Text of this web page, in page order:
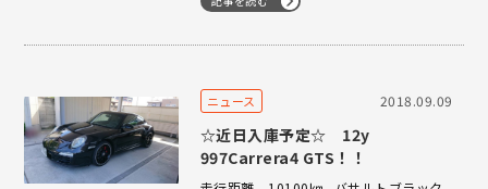
ト、 Sクロノ、クルーズコントロール、
ロールゲージ無し、 オプション多数、
1121までお早目…
ニュース 2018.09.09
☆近日入庫予定☆ 12y
997Carrera4 GTS！！